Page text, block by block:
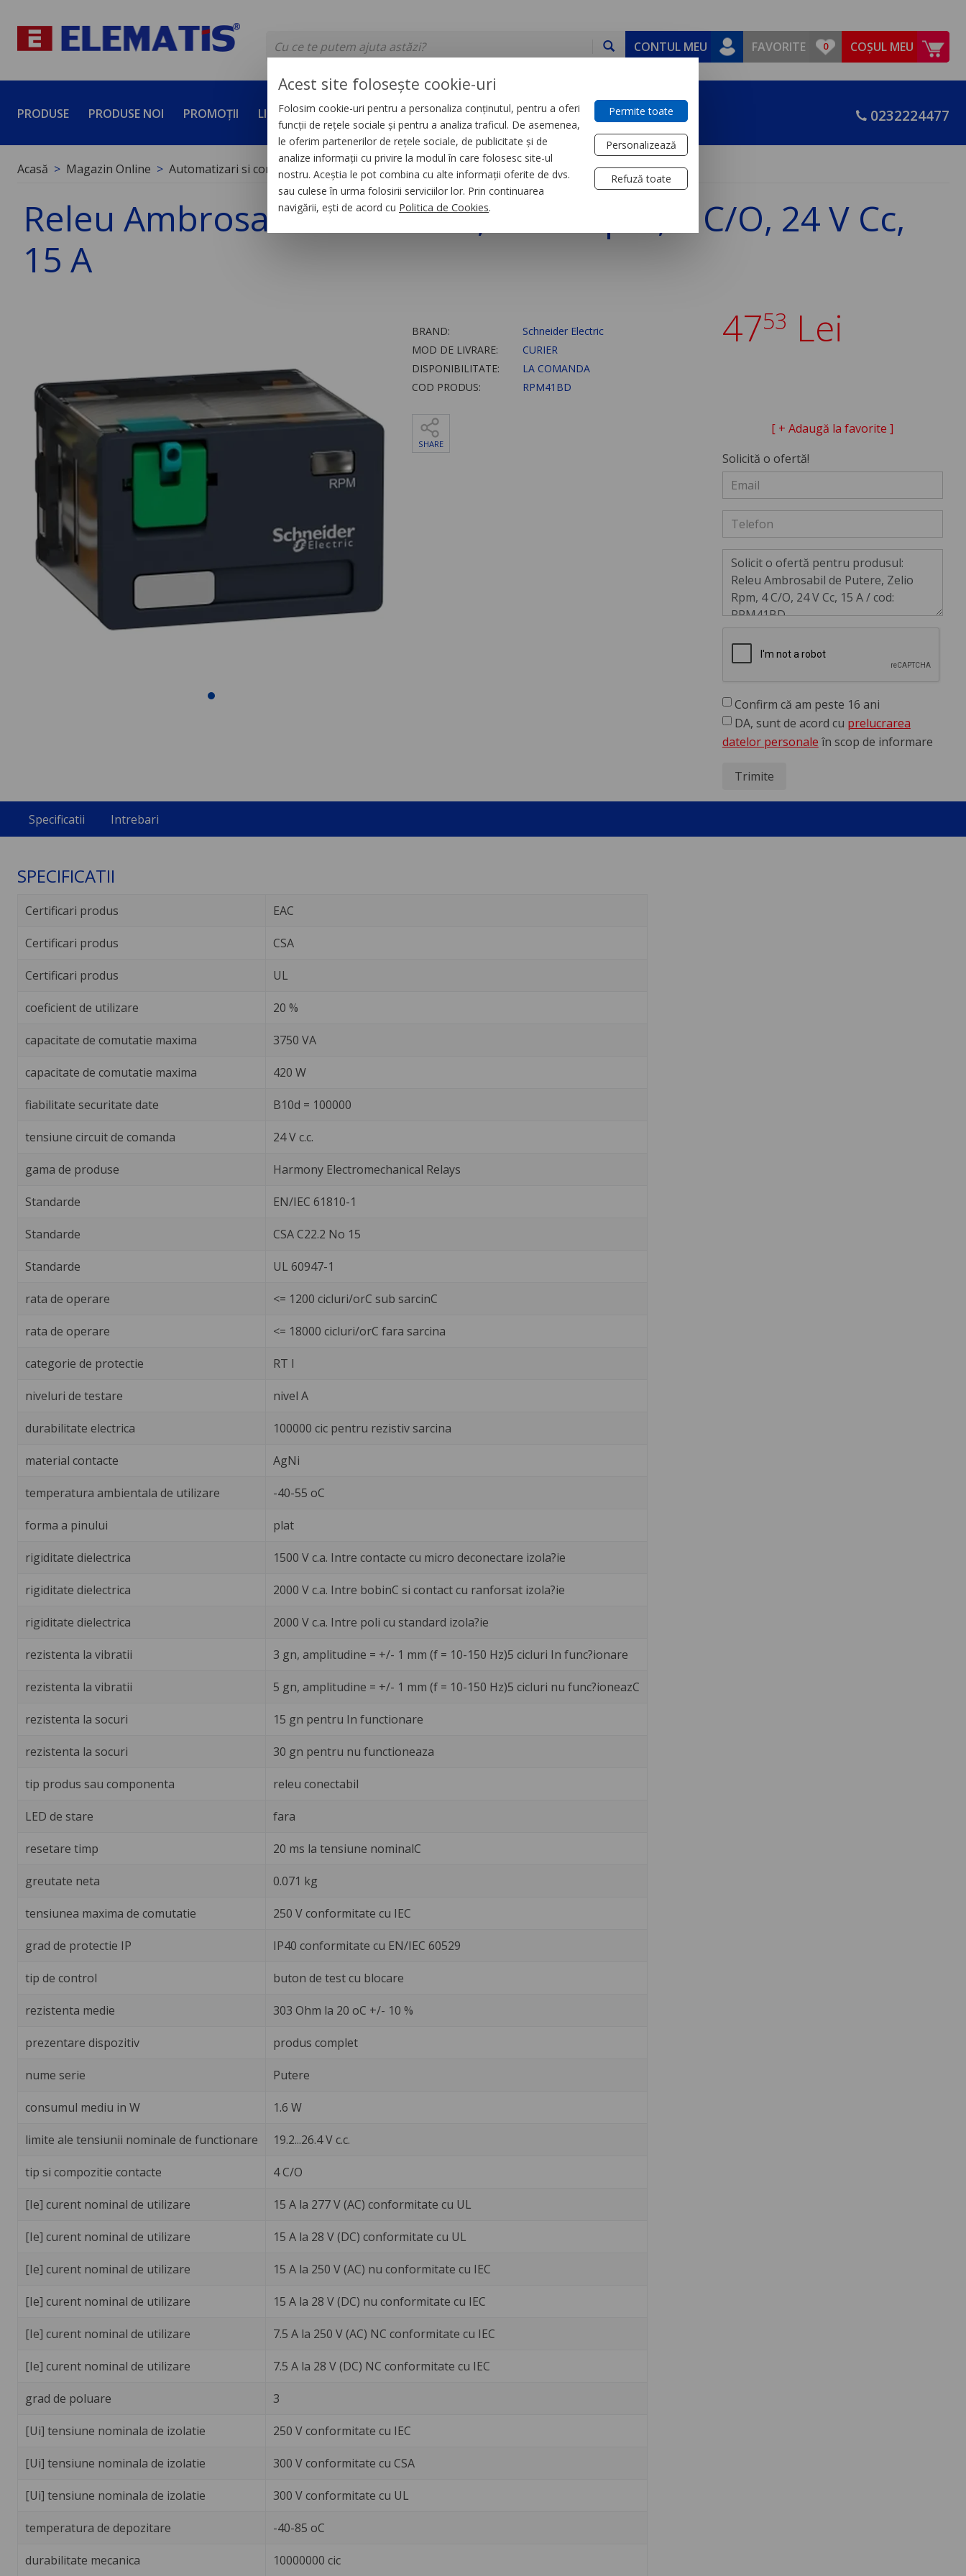
CONTUL MEU FAVORITE COȘUL MEU
PRODUSE PRODUSE NOI PROMOȚII LICHIDĂRI DE STOC SERVICII DEVINO PARTENER CONTACT 0232224477
Acasă Magazin Online Automatizari si control industrial Relee
Releu Ambrosabil de Putere, Zelio Rpm, 4 C/O, 24 V Cc,
15 A
BRAND:
Schneider Electric
MOD DE LIVRARE:
CURIER
DISPONIBILITATE:
LA COMANDA
COD PRODUS:
RPM41BD
SHARE
4753 Lei
[ + Adaugă la favorite ]
Solicită o ofertă!
Confirm că am peste 16 ani
DA, sunt de acord cu prelucrarea
datelor personale în scop de informare
Trimite
Specificatii Intrebari
SPECIFICATII
Certificari produs EAC
Certificari produs CSA
Certificari produs UL
coeficient de utilizare 20 %
capacitate de comutatie maxima 3750 VA
capacitate de comutatie maxima 420 W
fiabilitate securitate date B10d = 100000
tensiune circuit de comanda 24 V c.c.
gama de produse Harmony Electromechanical Relays
Standarde EN/IEC 61810-1
Standarde CSA C22.2 No 15
Standarde UL 60947-1
rata de operare <= 1200 cicluri/orC sub sarcinC
rata de operare <= 18000 cicluri/orC fara sarcina
categorie de protectie RT I
niveluri de testare nivel A
durabilitate electrica 100000 cic pentru rezistiv sarcina
material contacte AgNi
temperatura ambientala de utilizare -40-55 oC
forma a pinului plat
rigiditate dielectrica 1500 V c.a. Intre contacte cu micro deconectare izola?ie
rigiditate dielectrica 2000 V c.a. Intre bobinC si contact cu ranforsat izola?ie
rigiditate dielectrica 2000 V c.a. Intre poli cu standard izola?ie
rezistenta la vibratii 3 gn, amplitudine = +/- 1 mm (f = 10-150 Hz)5 cicluri In func?ionare
rezistenta la vibratii 5 gn, amplitudine = +/- 1 mm (f = 10-150 Hz)5 cicluri nu func?ioneazC
rezistenta la socuri 15 gn pentru In functionare
rezistenta la socuri 30 gn pentru nu functioneaza
tip produs sau componenta releu conectabil
LED de stare fara
resetare timp 20 ms la tensiune nominalC
greutate neta 0.071 kg
tensiunea maxima de comutatie 250 V conformitate cu IEC
grad de protectie IP IP40 conformitate cu EN/IEC 60529
tip de control buton de test cu blocare
rezistenta medie 303 Ohm la 20 oC +/- 10 %
prezentare dispozitiv produs complet
nume serie Putere
consumul mediu in W 1.6 W
limite ale tensiunii nominale de functionare 19.2...26.4 V c.c.
tip si compozitie contacte 4 C/O
[Ie] curent nominal de utilizare 15 A la 277 V (AC) conformitate cu UL
[Ie] curent nominal de utilizare 15 A la 28 V (DC) conformitate cu UL
[Ie] curent nominal de utilizare 15 A la 250 V (AC) nu conformitate cu IEC
[Ie] curent nominal de utilizare 15 A la 28 V (DC) nu conformitate cu IEC
[Ie] curent nominal de utilizare 7.5 A la 250 V (AC) NC conformitate cu IEC
[Ie] curent nominal de utilizare 7.5 A la 28 V (DC) NC conformitate cu IEC
grad de poluare 3
[Ui] tensiune nominala de izolatie 250 V conformitate cu IEC
[Ui] tensiune nominala de izolatie 300 V conformitate cu CSA
[Ui] tensiune nominala de izolatie 300 V conformitate cu UL
temperatura de depozitare -40-85 oC
durabilitate mecanica 10000000 cic
Acest site folosește cookie-uri
Folosim cookie-uri pentru a personaliza conținutul, pentru a oferi
funcții de rețele sociale și pentru a analiza traficul. De asemenea,
le oferim partenerilor de rețele sociale, de publicitate și de
analize informații cu privire la modul în care folosesc site-ul
nostru. Aceștia le pot combina cu alte informații oferite de dvs.
sau culese în urma folosirii serviciilor lor. Prin continuarea
navigării, ești de acord cu Politica de Cookies.
Permite toate
Personalizează
Refuză toate